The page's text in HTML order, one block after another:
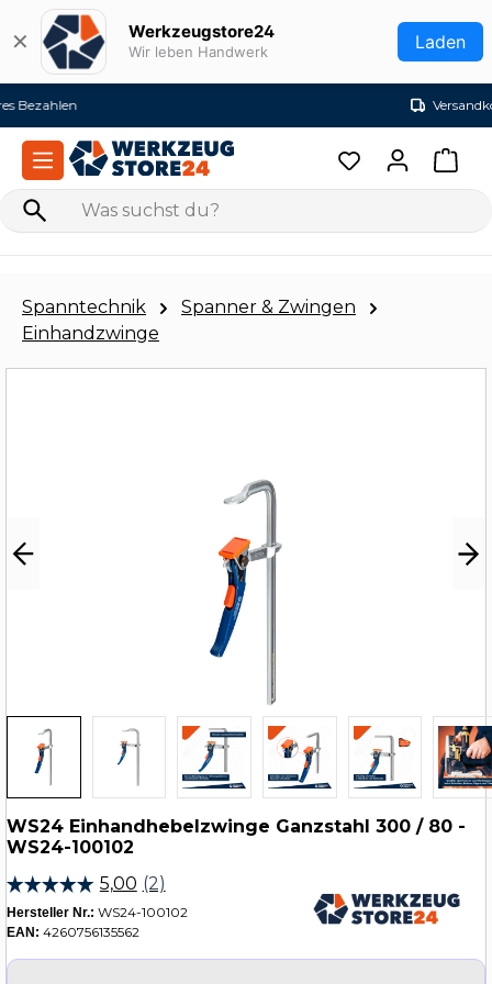
Zum Hauptinhalt springen
✕ Werkzeugstore24
Wir leben Handwerk Laden
Spanntechnik
Spanner & Zwingen
Einhandzwinge
WS24 Einhandhebelzwinge Ganzstahl 300 / 80 -
WS24-100102
Hersteller Nr.: WS24-100102
EAN: 4260756135562